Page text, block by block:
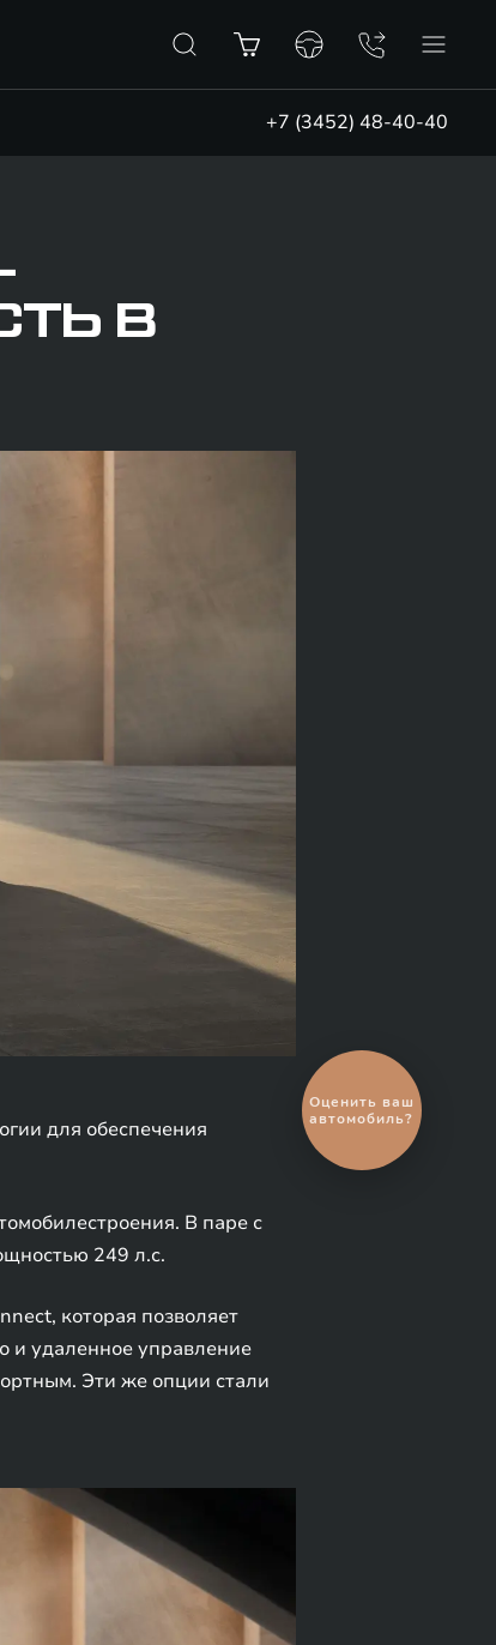
+7 (3452) 48-40-40
В
для обеспечения
В паре с
249 л.с.
которая позволяет
и удаленное управление
Эти же опции стали
обмен
автомобиля